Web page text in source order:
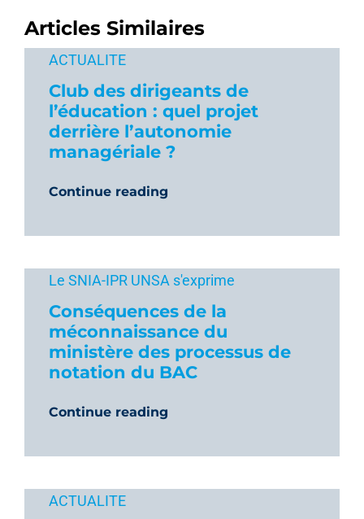
Articles Similaires
ACTUALITE
Club des dirigeants de
l’éducation : quel projet
derrière l’autonomie
managériale ?
Continue reading
Le SNIA-IPR UNSA s'exprime
Conséquences de la
méconnaissance du
ministère des processus de
notation du BAC
Continue reading
ACTUALITE